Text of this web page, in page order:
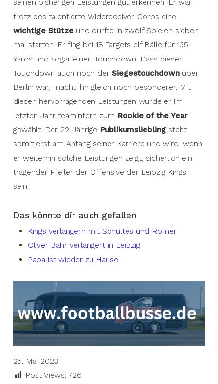
seinen bisherigen Leistungen gut erkennen. Er war
trotz des talentierte Widereceiver-Corps eine
wichtige Stützeund durfte in zwölf Spielen sieben
mal starten. Er fing bei 18 Targets elf Bälle für 135
Yards und sogar einen Touchdown. Dass dieser
Touchdown auch noch der Siegestouchdownüber
Berlin war, macht ihn gleich noch besonderer. Mit
diesen hervorragenden Leistungen wurde er im
letzten Jahr teamintern zum Rookie of the Year
gewählt. Der 22-Jährige Publikumslieblingsteht
somit erst am Anfang seiner Karriere und wird, wenn
er weiterhin solche Leistungen zeigt, sicherlich ein
tragender Pfeiler der Offensive der Leipzig Kings
sein.
Das könnte dir auch gefallen
Kings verlängern mit Schultes und Römer
Oliver Bahr verlängert in Leipzig
Papa ist wieder zu Hause
25. Mai 2023
Post Views: 726